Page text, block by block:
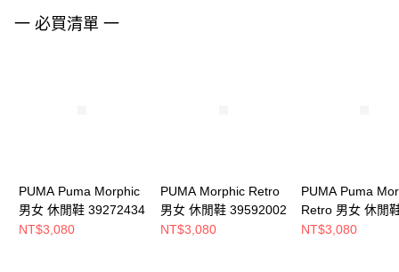
一 必買清單 一
PUMA Puma Morphic
男女 休閒鞋 39272434
NT$3,080
PUMA Morphic Retro
男女 休閒鞋 39592002
NT$3,080
PUMA Puma
Retro 男女 休閒
39592004
NT$3,080